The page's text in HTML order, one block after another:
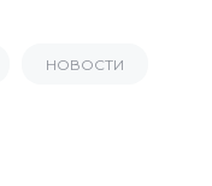
НОВОСТИ